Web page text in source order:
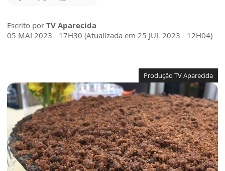
Escrito por TV Aparecida
05 MAI 2023 - 17H30 (Atualizada em 25 JUL 2023 - 12H04)
Produção TV Aparecida